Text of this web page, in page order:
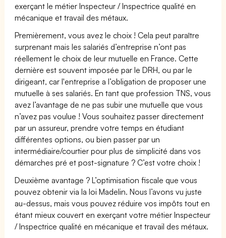
exerçant le métier Inspecteur / Inspectrice qualité en
mécanique et travail des métaux.
Premièrement, vous avez le choix ! Cela peut paraître
surprenant mais les salariés d’entreprise n’ont pas
réellement le choix de leur mutuelle en France. Cette
dernière est souvent imposée par le DRH, ou par le
dirigeant, car l'entreprise a l’obligation de proposer une
mutuelle à ses salariés. En tant que profession TNS, vous
avez l’avantage de ne pas subir une mutuelle que vous
n’avez pas voulue ! Vous souhaitez passer directement
par un assureur, prendre votre temps en étudiant
différentes options, ou bien passer par un
intermédiaire/courtier pour plus de simplicité dans vos
démarches pré et post-signature ? C’est votre choix !
Deuxième avantage ? L’optimisation fiscale que vous
pouvez obtenir via la loi Madelin. Nous l’avons vu juste
au-dessus, mais vous pouvez réduire vos impôts tout en
étant mieux couvert en exerçant votre métier Inspecteur
/ Inspectrice qualité en mécanique et travail des métaux.